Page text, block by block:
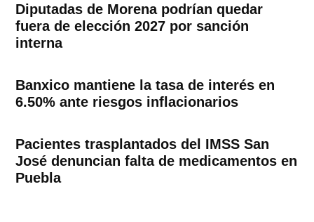
Diputadas de Morena podrían quedar
fuera de elección 2027 por sanción
interna
Banxico mantiene la tasa de interés en
6.50% ante riesgos inflacionarios
Pacientes trasplantados del IMSS San
José denuncian falta de medicamentos en
Puebla